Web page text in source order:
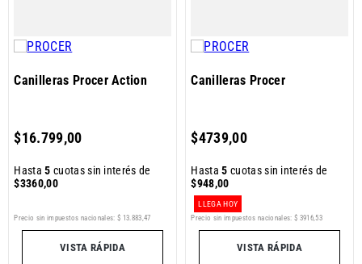
Canilleras Procer Action
$16.799,00
Hasta5 cuotas sin interés de
$3360,00
Precio sin impuestos nacionales: $ 13 883 47
VISTA RÁPIDA
Canilleras Procer
$4739,00
Hasta5 cuotas sin interés de
$948,00
LLEGA HOY
Precio sin impuestos nacionales: $ 3916,53
VISTA RÁPIDA